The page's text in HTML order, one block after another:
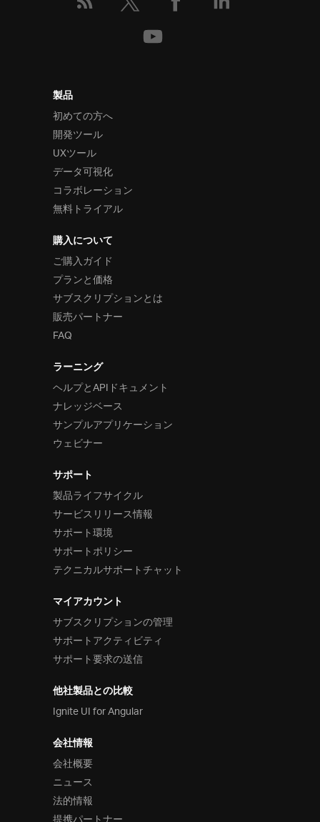
製品
初めての方へ
開発ツール
UXツール
データ可視化
コラボレーション
無料トライアル
購入について
ご購入ガイド
プランと価格
サブスクリプションとは
販売パートナー
FAQ
ラーニング
ヘルプとAPIドキュメント
ナレッジベース
サンプルアプリケーション
ウェビナー
サポート
製品ライフサイクル
サービスリリース情報
サポート環境
サポートポリシー
テクニカルサポートチャット
マイアカウント
サブスクリプションの管理
サポートアクティビティ
サポート要求の送信
他社製品との比較
Ignite UI for Angular
会社情報
会社概要
ニュース
法的情報